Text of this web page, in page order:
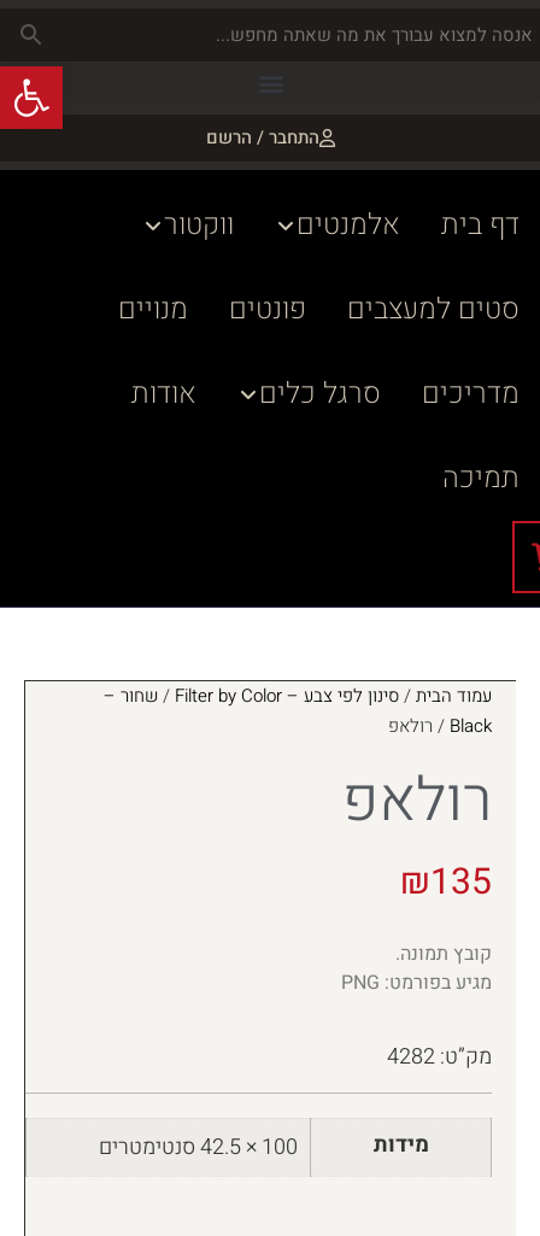
התחבר / הרשם
דף בית אלמנטים
ווקטור
סטים למעצבים
פונטים
מנויים
מדריכים
סרגל כלים
אודות
תמיכה
עמוד הבית/סינון לפי צבע – Filter by Color /שחור –
Black / רולאפ
רולאפ
₪135
קובץ תמונה.
מגיע בפורמט: PNG
מק”ט: 4282
מידות 100 × 42.5 סנטימטרים